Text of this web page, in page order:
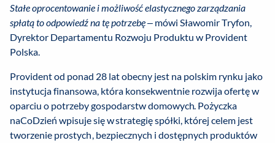
Stałe oprocentowanie i możliwość elastycznego zarządzania
spłatą to odpowiedź na tę potrzebę– mówi Sławomir Tryfon,
Dyrektor Departamentu Rozwoju Produktu w Provident
Polska.
Provident od ponad 28 lat obecny jest na polskim rynku jako
instytucja finansowa, która konsekwentnie rozwija ofertę w
oparciu o potrzeby gospodarstw domowych. Pożyczka
naCoDzień wpisuje się w strategię spółki, której celem jest
tworzenie prostych, bezpiecznych i dostępnych produktów